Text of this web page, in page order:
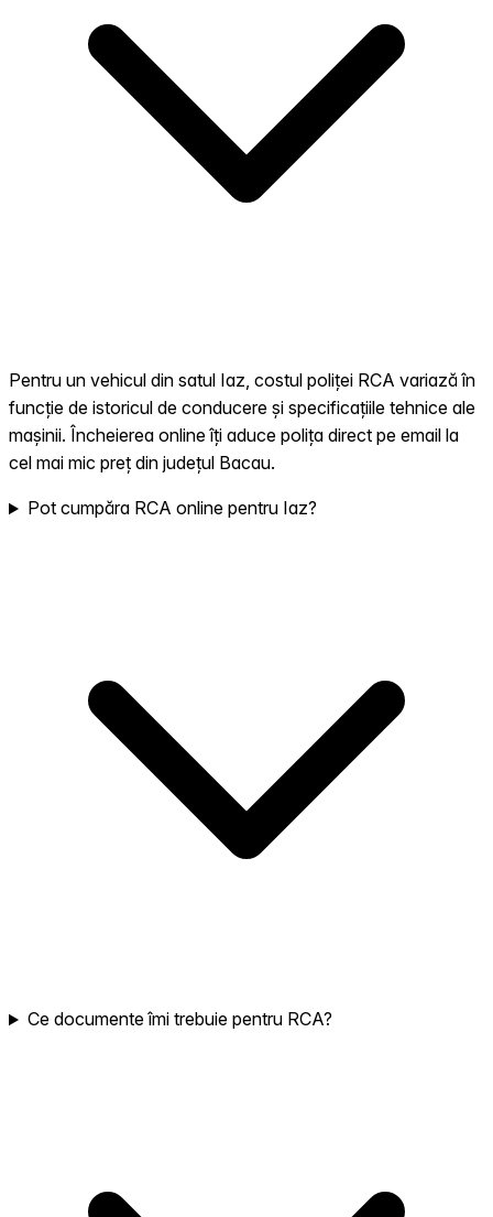
Pentru un vehicul din satul Iaz, costul poliței RCA variază în
funcție de istoricul de conducere și specificațiile tehnice ale
mașinii. Încheierea online îți aduce polița direct pe email la
cel mai mic preț din județul Bacau.
Pot cumpăra RCA online pentru Iaz?
Ce documente îmi trebuie pentru RCA?